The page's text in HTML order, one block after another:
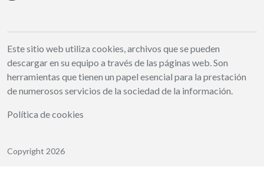
Este sitio web utiliza cookies, archivos que se pueden
descargar en su equipo a través de las páginas web. Son
herramientas que tienen un papel esencial para la prestación
de numerosos servicios de la sociedad de la información.
Política de cookies
Copyright 2026